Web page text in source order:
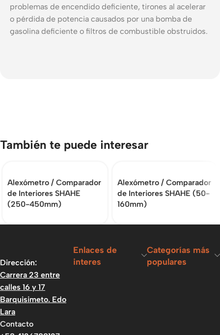
problemas de encendido deficiente, tirones al acelerar
o pérdida de potencia causados por una bomba de
gasolina deficiente o filtros de combustible obstruidos.
También te puede interesar
Alexómetro / Comparador
de Interiores SHAHE
(250-450mm)
Alexómetro / Comparador
de Interiores SHAHE (50-
160mm)
Dirección:
Carrera 23 entre
calles 16 y 17
Barquisimeto. Edo
Lara
Contacto
Enlaces de
interes
Categorías más
populares